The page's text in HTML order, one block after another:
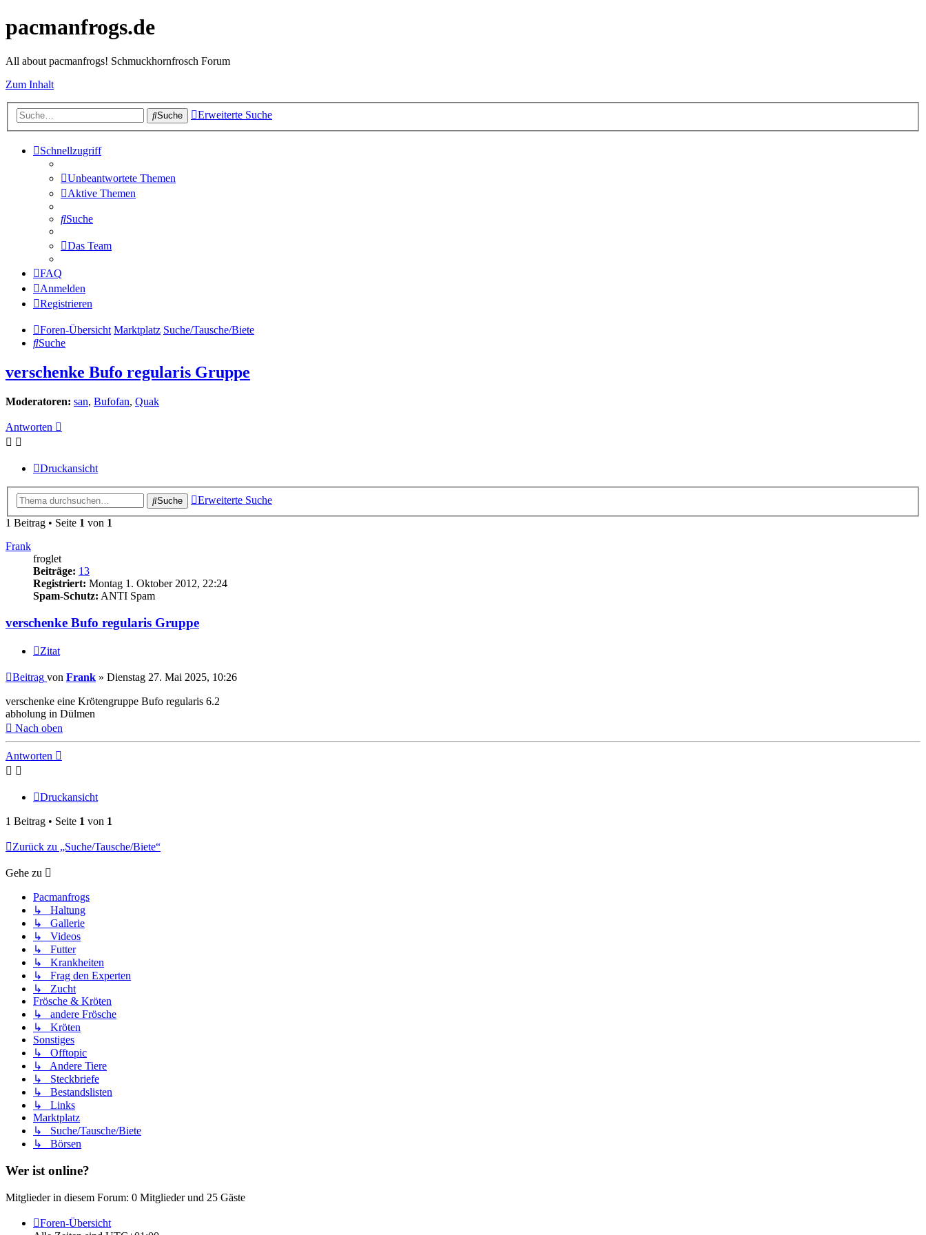
pacmanfrogs.de
All about pacmanfrogs! Schmuckhornfrosch Forum
Zum Inhalt
Suche Erweiterte Suche
Schnellzugriff
Unbeantwortete Themen
Aktive Themen
Suche
Das Team
FAQ
Anmelden
Registrieren
Foren-Übersicht Marktplatz Suche/Tausche/Biete
Suche
verschenke Bufo regularis Gruppe
Moderatoren: san, Bufofan, Quak
Antworten
Druckansicht
Suche
Erweiterte Suche
1 Beitrag • Seite 1 von 1
Frank
froglet
Beiträge: 13
Registriert: Montag 1. Oktober 2012, 22:24
Spam-Schutz: ANTI Spam
verschenke Bufo regularis Gruppe
Zitat
Beitrag von Frank » Dienstag 27. Mai 2025, 10:26
verschenke eine Krötengruppe Bufo regularis 6.2
abholung in Dülmen
Nach oben
Antworten
Druckansicht
1 Beitrag • Seite 1 von 1
Zurück zu „Suche/Tausche/Biete“
Gehe zu
Pacmanfrogs
↳ Haltung
↳ Gallerie
↳ Videos
↳ Futter
↳ Krankheiten
↳ Frag den Experten
↳ Zucht
Frösche & Kröten
↳ andere Frösche
↳ Kröten
Sonstiges
↳ Offtopic
↳ Andere Tiere
↳ Steckbriefe
↳ Bestandslisten
↳ Links
Marktplatz
↳ Suche/Tausche/Biete
↳ Börsen
Wer ist online?
Mitglieder in diesem Forum: 0 Mitglieder und 25 Gäste
Foren-Übersicht